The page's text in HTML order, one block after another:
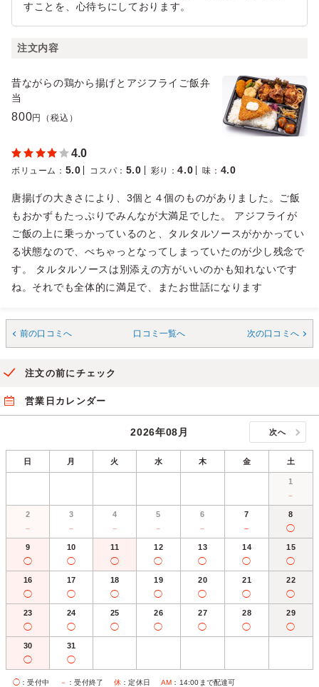
すことを、心待ちにしております。
注文内容
昔ながらの鶏から揚げとアジフライご飯弁
当
800円（税込）
4.0
ボリューム ： 5.0 コスパ ： 5.0 彩り ：4.0 味 ： 4.0
唐揚げの大きさにより、3個と４個のものがありました。ご飯
もおかずもたっぷりでみんなが大満足でした。 アジフライが
ご飯の上に乗っかっているのと、タルタルソースがかかってい
る状態なので、べちゃっとなってしまっていたのが少し残念で
す。 タルタルソースは別添えの方がいいのかも知れないです
ね。それでも全体的に満足で、またお世話になります
前の口コミへ 口コミ一覧へ 次の口コミへ
注文の前にチェック
営業日カレンダー
2026年08月 次へ
日 月 火 水 木 金 土
1
－
2
－
3
－
4
－
5
－
6
－
7
－
8
◯
9
◯
10
◯
11
◯
12
◯
13
◯
14
◯
15
◯
16
◯
17
◯
18
◯
19
◯
20
◯
21
◯
22
◯
23
◯
24
◯
25
◯
26
◯
27
◯
28
◯
29
◯
30
◯
31
◯
◯ ：受付中 － ：受付終了 休 ：定休日 AM ：14:00まで配達可